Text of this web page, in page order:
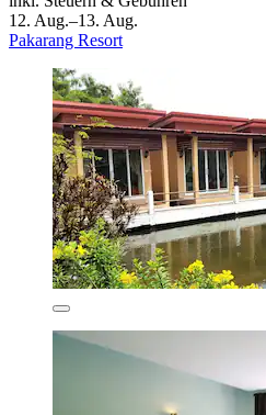
12. Aug.–13. Aug.
Pakarang Resort